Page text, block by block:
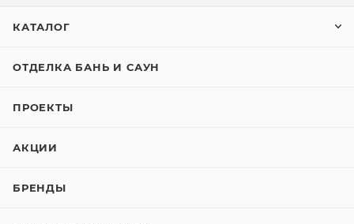
КАТАЛОГ
ОТДЕЛКА БАНЬ И САУН
ПРОЕКТЫ
АКЦИИ
БРЕНДЫ